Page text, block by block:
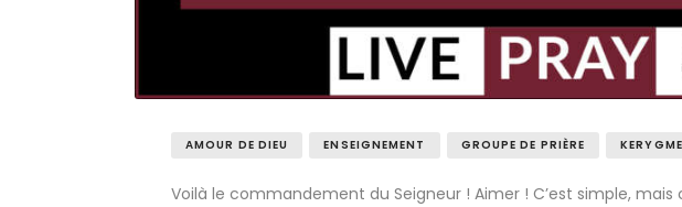
AMOUR DE DIEU ENSEIGNEMENT GROUPE DE PRIÈRE KERYGME
Voilà le commandement du Seigneur ! Aimer ! C’est simple, mais